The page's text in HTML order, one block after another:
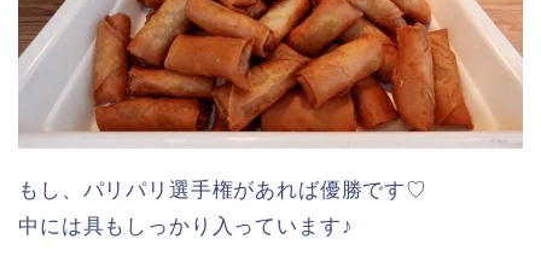
もし、パリパリ選手権があれば優勝です♡
中には具もしっかり入っています♪